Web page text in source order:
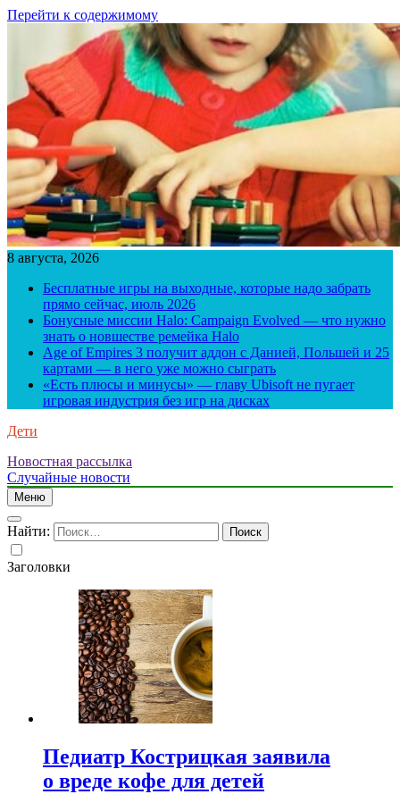
Перейти к содержимому
8 августа, 2026
Бесплатные игры на выходные, которые надо забрать
прямо сейчас, июль 2026
Бонусные миссии Halo: Campaign Evolved — что нужно
знать о новшестве ремейка Halo
Age of Empires 3 получит аддон с Данией, Польшей и 25
картами — в него уже можно сыграть
«Есть плюсы и минусы» — главу Ubisoft не пугает
игровая индустрия без игр на дисках
Дети
Новостная рассылка
Случайные новости
Меню
Найти:
Заголовки
Педиатр Кострицкая заявила
о вреде кофе для детей